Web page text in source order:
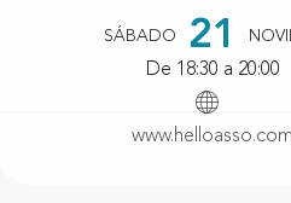
y
SÁBADO 21
De 18:30 a 20:00
www.helloasso.com